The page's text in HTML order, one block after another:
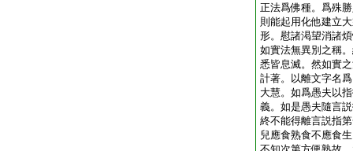
正法爲佛種。爲殊
則能起用化他建立
形。慰諸渇望消諸
如實法無異別之稱
悉皆息滅。然如實
計著。以離文字名
大慧。如爲愚夫以
義。如是愚夫隨言
終不能得離言説指
兒應食熟食不應食